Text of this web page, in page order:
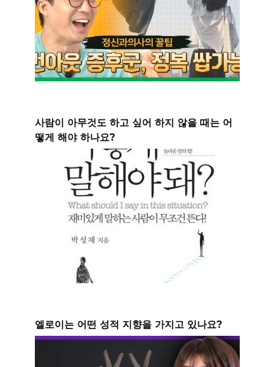
사람이 아무것도 하고 싶어 하지 않을 때는 어
떻게 해야 하나요?
엘로이는 어떤 성적 지향을 가지고 있나요?